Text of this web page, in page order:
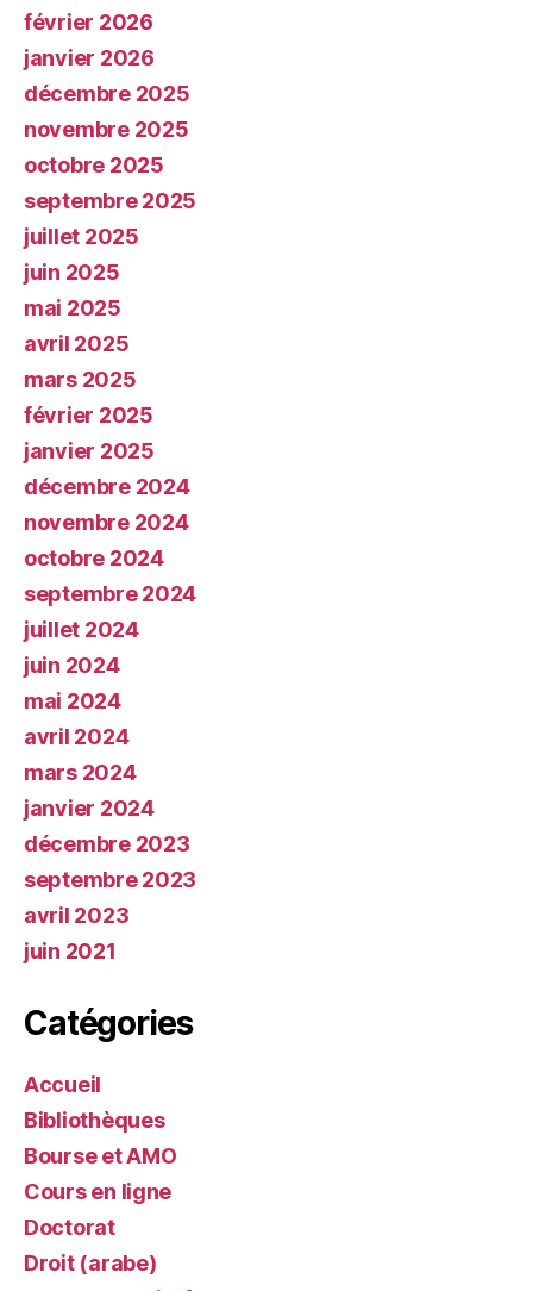
février 2026
janvier 2026
décembre 2025
novembre 2025
octobre 2025
septembre 2025
juillet 2025
juin 2025
mai 2025
avril 2025
mars 2025
février 2025
janvier 2025
décembre 2024
novembre 2024
octobre 2024
septembre 2024
juillet 2024
juin 2024
mai 2024
avril 2024
mars 2024
janvier 2024
décembre 2023
septembre 2023
avril 2023
juin 2021
Catégories
Accueil
Bibliothèques
Bourse et AMO
Cours en ligne
Doctorat
Droit (arabe)